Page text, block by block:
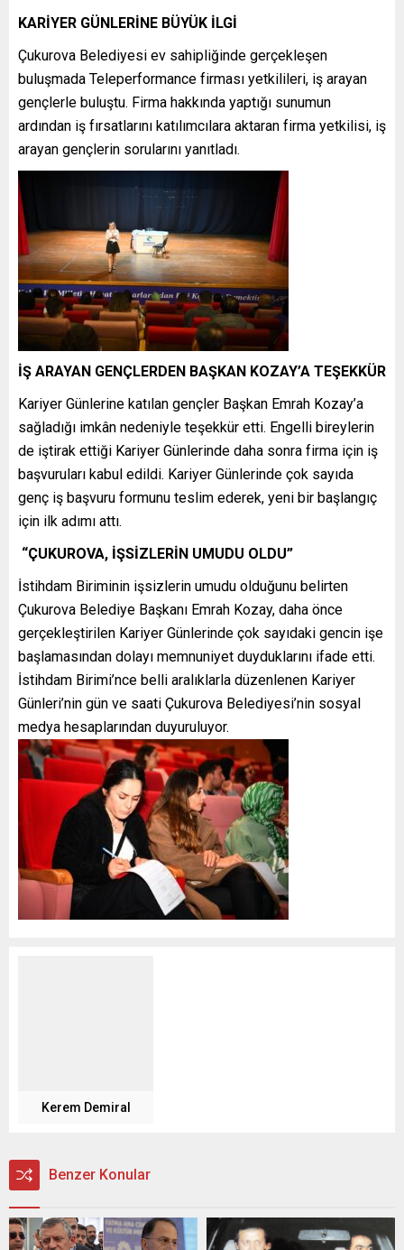
KARİYER GÜNLERİNE BÜYÜK İLGİ
Çukurova Belediyesi ev sahipliğinde gerçekleşen
buluşmada Teleperformance firması yetkilileri, iş arayan
gençlerle buluştu. Firma hakkında yaptığı sunumun
ardından iş fırsatlarını katılımcılara aktaran firma yetkilisi, iş
arayan gençlerin sorularını yanıtladı.
İŞ ARAYAN GENÇLERDEN BAŞKAN KOZAY’A TEŞEKKÜR
Kariyer Günlerine katılan gençler Başkan Emrah Kozay’a
sağladığı imkân nedeniyle teşekkür etti. Engelli bireylerin
de iştirak ettiği Kariyer Günlerinde daha sonra firma için iş
başvuruları kabul edildi. Kariyer Günlerinde çok sayıda
genç iş başvuru formunu teslim ederek, yeni bir başlangıç
için ilk adımı attı.
“ÇUKUROVA, İŞSİZLERİN UMUDU OLDU”
İstihdam Biriminin işsizlerin umudu olduğunu belirten
Çukurova Belediye Başkanı Emrah Kozay, daha önce
gerçekleştirilen Kariyer Günlerinde çok sayıdaki gencin işe
başlamasından dolayı memnuniyet duyduklarını ifade etti.
İstihdam Birimi’nce belli aralıklarla düzenlenen Kariyer
Günleri’nin gün ve saati Çukurova Belediyesi’nin sosyal
medya hesaplarından duyuruluyor.
Kerem Demiral
Benzer Konular